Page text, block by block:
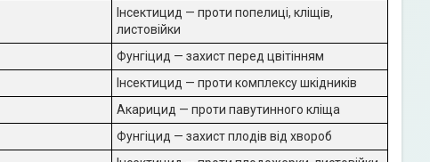
Інсектицид — проти попелиці, кліщів,
листовійки
Фунгіцид — захист перед цвітінням
Інсектицид — проти комплексу шкідників
Акарицид — проти павутинного кліща
Фунгіцид — захист плодів від хвороб